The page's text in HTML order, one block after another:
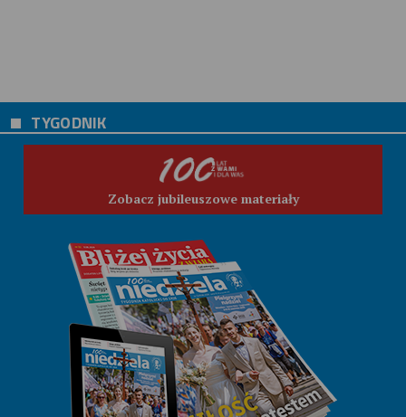
TYGODNIK
Zobacz jubileuszowe materiały